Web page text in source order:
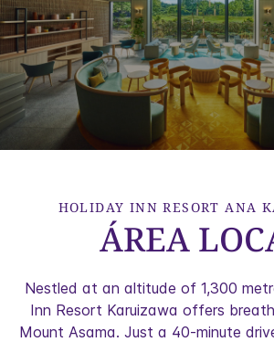
HOLIDAY INN RESORT ANA
ÁREA
Nestled at an altitude of 1,300
Inn Resort Karuizawa offers
Mount Asama. Just a 40-minute